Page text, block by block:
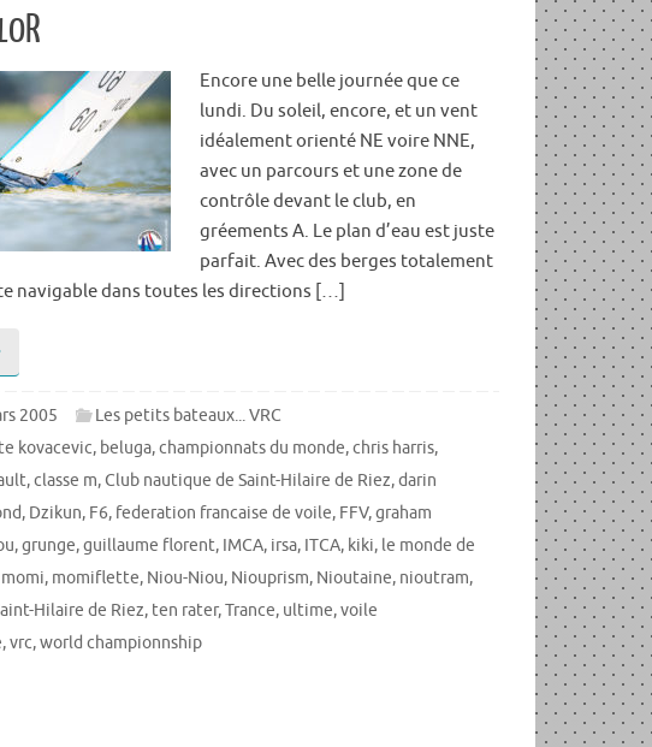
Encore une belle journée que ce
lundi. Du soleil, encore, et un vent
idéalement orienté NE voire NNE,
avec un parcours et une zone de
contrôle devant le club, en
gréements A. Le plan d’eau est juste
parfait. Avec des berges totalement
navigable dans toutes les directions […]
2005
Les petits bateaux... VRC
kovacevic, beluga,championnats du monde,chris harris,
,classe m,Club nautique de Saint-Hilaire de Riez,darin
, Dzikun, F6, federation francaise de voile, FFV,graham
,grunge,guillaume florent, IMCA, irsa, ITCA, kiki, le monde de
momi, momiflette, Niou-Niou, Niouprism, Nioutaine, nioutram,
Hilaire de Riez, ten rater,Trance, ultime,voile
,vrc,world championnship